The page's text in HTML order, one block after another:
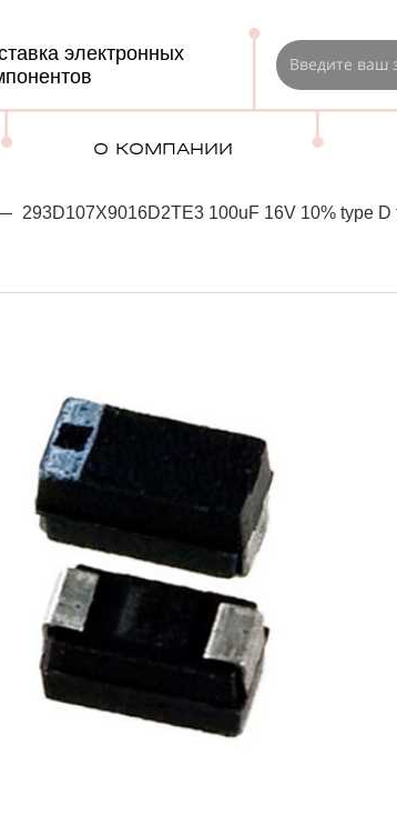
электронных
О КОМПАНИИ
293D107X9016D2TE3 100uF 16V 10% type D